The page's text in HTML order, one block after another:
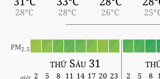
28°C 28°C 26°C
PM2.5
thứ Sáu 31
2 5 8 11 14 17 20 23 2 5 8